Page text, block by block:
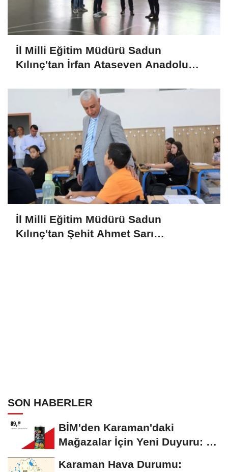
İl Milli Eğitim Müdürü Sadun
Kılınç'tan İrfan Ataseven Anadolu
İl Milli Eğitim Müdürü Sadun
Kılınç'tan Şehit Ahmet Sarı
SON HABERLER
BİM'den Karaman'daki
Mağazalar İçin Yeni Duyuru: 11
Karaman Hava Durumu: